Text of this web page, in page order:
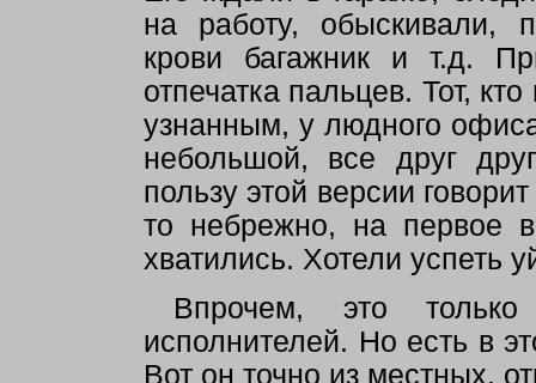
на работу, обыскивали,
крови багажник и т.д.
отпечатка пальцев. Тот,
узнанным, у людного
небольшой, все друг
пользу этой версии
то небрежно, на первое
хватились. Хотели успеть
Впрочем, это
исполнителей. Но есть в
Вот он точно из местных,